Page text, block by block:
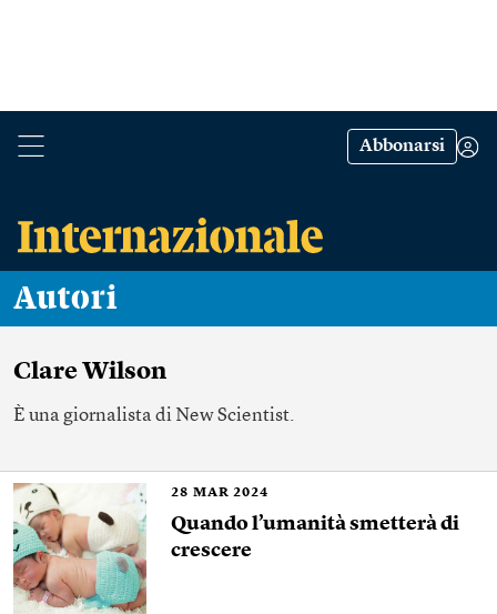
Abbonarsi
Autori
Clare Wilson
È una giornalista di New Scientist.
28 MAR 2024
Quando l’umanità smetterà di
crescere